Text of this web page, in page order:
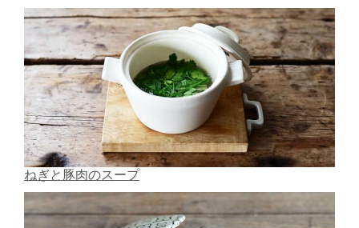
ねぎと豚肉のスープ